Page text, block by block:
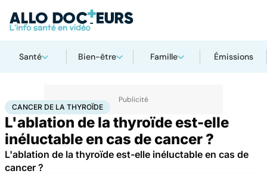
Santé Bien-être Famille Émissions
AccueilSanté MaladiesCancerCancer de la thyroïde
CANCER DE LA THYROÏDE
L'ablation de la thyroïde est-elle
inéluctable en cas de cancer ?
L'ablation de la thyroïde est-elle inéluctable en cas de
cancer ?